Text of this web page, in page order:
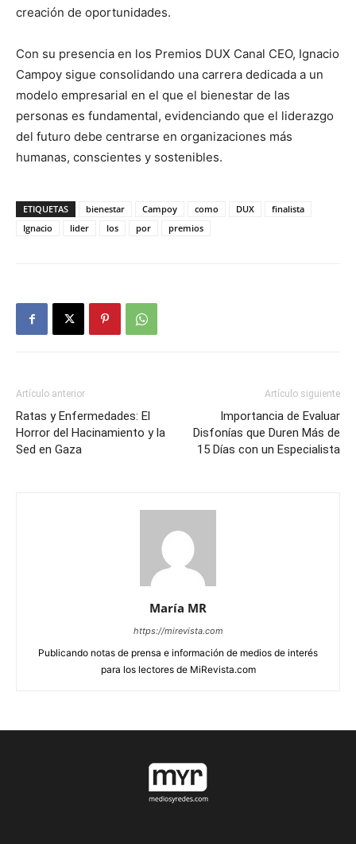
creación de oportunidades.
Con su presencia en los Premios DUX Canal CEO, Ignacio
Campoy sigue consolidando una carrera dedicada a un
modelo empresarial en el que el bienestar de las
personas es fundamental, evidenciando que el liderazgo
del futuro debe centrarse en organizaciones más
humanas, conscientes y sostenibles.
ETIQUETAS bienestar Campoy como DUX
finalista
Ignacio
lider los por premios
Artículo anterior
Ratas y Enfermedades: El
Horror del Hacinamiento y la
Sed en Gaza
Artículo siguiente
Importancia de Evaluar
Disfonías que Duren Más de
15 Días con un Especialista
María MR
https://mirevista.com
Publicando notas de prensa e información de medios de interés
para los lectores de MiRevista.com